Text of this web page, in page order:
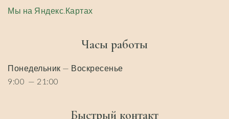
Мы на Яндекс.Картах
Часы работы
Понедельник — Воскресенье
9:00 — 21:00
Быстрый контакт